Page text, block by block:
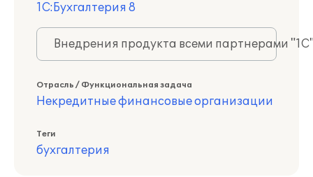
1С:Бухгалтерия 8
Внедрения продукта всеми партнерами
Отрасль / Функциональная задача
Некредитные финансовые организации
Теги
бухгалтерия